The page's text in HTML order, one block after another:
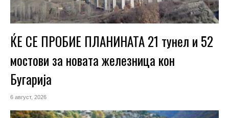
ЌЕ СЕ ПРОБИЕ ПЛАНИНАТА 21 тунел и 52
мостови за новата железница кон
Бугарија
6 август, 2026